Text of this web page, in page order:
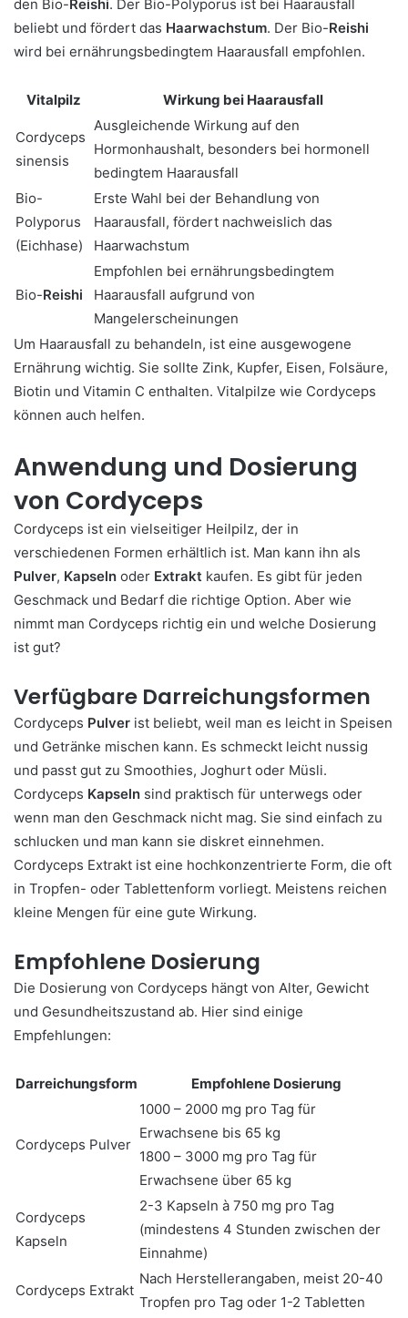
den Bio-Reishi. Der Bio-Polyporus ist bei Haarausfall
beliebt und fördert das Haarwachstum. Der Bio-Reishi
wird bei ernährungsbedingtem Haarausfall empfohlen.
Vitalpilz Wirkung bei Haarausfall
Cordyceps
sinensis
Ausgleichende Wirkung auf den
Hormonhaushalt, besonders bei hormonell
bedingtem Haarausfall
Bio-
Polyporus
(Eichhase)
Erste Wahl bei der Behandlung von
Haarausfall, fördert nachweislich das
Haarwachstum
Bio-Reishi
Empfohlen bei ernährungsbedingtem
Haarausfall aufgrund von
Mangelerscheinungen
Um Haarausfall zu behandeln, ist eine ausgewogene
Ernährung wichtig. Sie sollte Zink, Kupfer, Eisen, Folsäure,
Biotin und Vitamin C enthalten. Vitalpilze wie Cordyceps
können auch helfen.
Anwendung und Dosierung
von Cordyceps
Cordyceps ist ein vielseitiger Heilpilz, der in
verschiedenen Formen erhältlich ist. Man kann ihn als
Pulver, Kapseln oder Extrakt kaufen. Es gibt für jeden
Geschmack und Bedarf die richtige Option. Aber wie
nimmt man Cordyceps richtig ein und welche Dosierung
ist gut?
Verfügbare Darreichungsformen
Cordyceps Pulver ist beliebt, weil man es leicht in Speisen
und Getränke mischen kann. Es schmeckt leicht nussig
und passt gut zu Smoothies, Joghurt oder Müsli.
Cordyceps Kapseln sind praktisch für unterwegs oder
wenn man den Geschmack nicht mag. Sie sind einfach zu
schlucken und man kann sie diskret einnehmen.
Cordyceps Extrakt ist eine hochkonzentrierte Form, die oft
in Tropfen- oder Tablettenform vorliegt. Meistens reichen
kleine Mengen für eine gute Wirkung.
Empfohlene Dosierung
Die Dosierung von Cordyceps hängt von Alter, Gewicht
und Gesundheitszustand ab. Hier sind einige
Empfehlungen:
Darreichungsform Empfohlene Dosierung
Cordyceps Pulver
1000 – 2000 mg pro Tag für
Erwachsene bis 65 kg
1800 – 3000 mg pro Tag für
Erwachsene über 65 kg
Cordyceps
Kapseln
2-3 Kapseln à 750 mg pro Tag
(mindestens 4 Stunden zwischen der
Einnahme)
Cordyceps Extrakt
Nach Herstellerangaben, meist 20-40
Tropfen pro Tag oder 1-2 Tabletten